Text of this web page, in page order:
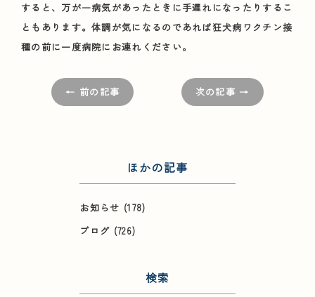
すると、万が一病気があったときに手遅れになったりするこ
ともあります。体調が気になるのであれば狂犬病ワクチン接
種の前に一度病院にお連れください。
← 前の記事 次の記事 →
ほかの記事
お知らせ (178)
ブログ (726)
検索